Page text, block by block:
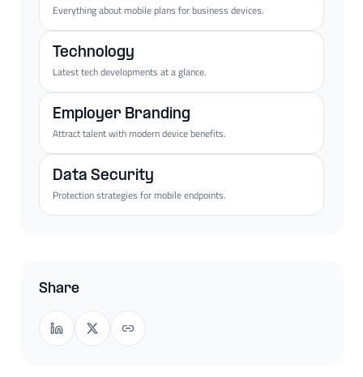
Everything about mobile plans for business devices.
Technology
Latest tech developments at a glance.
Employer Branding
Attract talent with modern device benefits.
Data Security
Protection strategies for mobile endpoints.
Share